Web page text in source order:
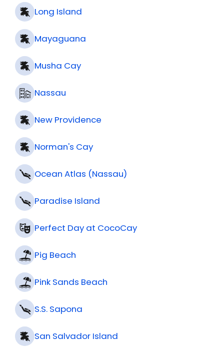
Long Island
Mayaguana
Musha Cay
Nassau
New Providence
Norman's Cay
Ocean Atlas (Nassau)
Paradise Island
Perfect Day at CocoCay
Pig Beach
Pink Sands Beach
S.S. Sapona
San Salvador Island